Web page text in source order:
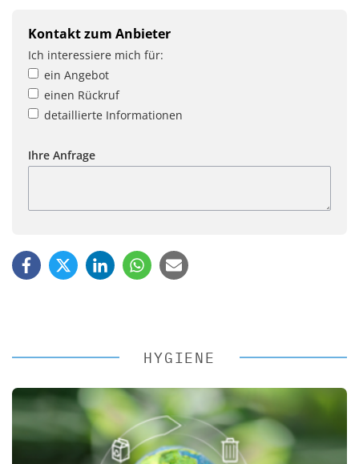
Kontakt zum Anbieter
Ich interessiere mich für:
ein Angebot
einen Rückruf
detaillierte Informationen
Ihre Anfrage
HYGIENE